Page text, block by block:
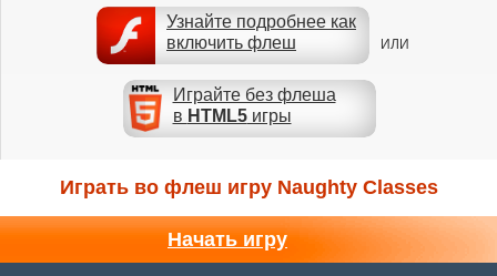
Узнайте подробнее как
включить флеш
ИЛИ
Играйте без флеша
в HTML5игры
Играть во флеш игру Naughty Classes
Начать игру